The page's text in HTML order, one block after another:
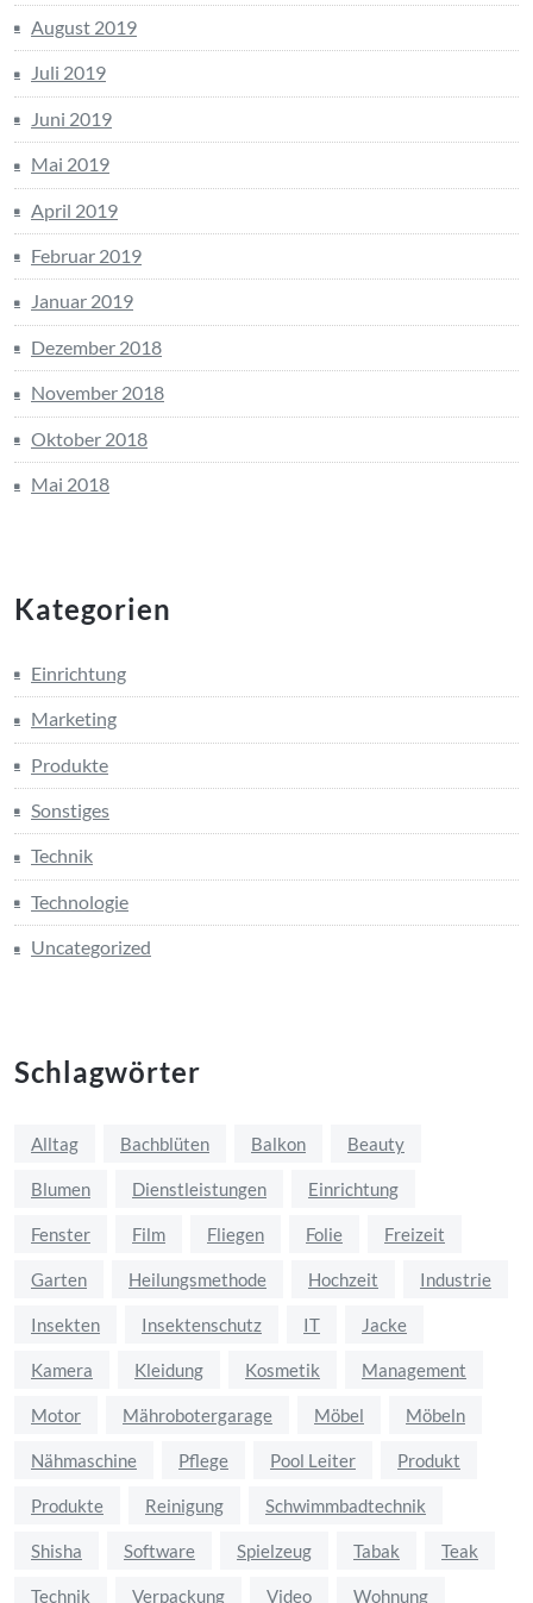
August 2019
Juli 2019
Juni 2019
Mai 2019
April 2019
Februar 2019
Januar 2019
Dezember 2018
November 2018
Oktober 2018
Mai 2018
Kategorien
Einrichtung
Marketing
Produkte
Sonstiges
Technik
Technologie
Uncategorized
Schlagwörter
Alltag Bachblüten Balkon Beauty
Blumen Dienstleistungen Einrichtung
Fenster Film Fliegen Folie Freizeit
Garten Heilungsmethode Hochzeit Industrie
Insekten Insektenschutz IT Jacke
Kamera Kleidung Kosmetik Management
Motor Mährobotergarage Möbel Möbeln
Nähmaschine Pflege Pool Leiter Produkt
Produkte Reinigung Schwimmbadtechnik
Shisha Software Spielzeug Tabak Teak
Technik Verpackung Video Wohnung